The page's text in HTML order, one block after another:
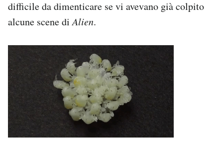
Regala il Post
Esci
difficile da dimenticare se vi avevano già colpito
alcune scene diAlien.